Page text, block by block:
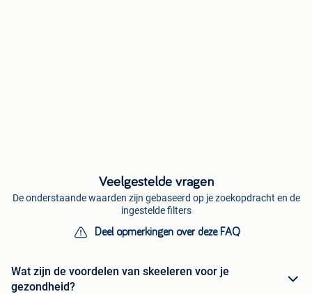
Veelgestelde vragen
De onderstaande waarden zijn gebaseerd op je zoekopdracht en de
ingestelde filters
Deel opmerkingen over deze FAQ
Wat zijn de voordelen van skeeleren voor je
gezondheid?